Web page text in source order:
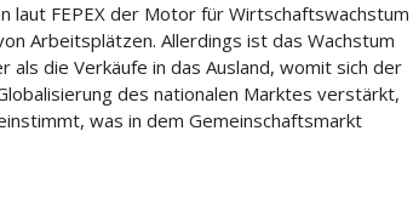
laut FEPEX der Motor für Wirtschaftswachstum
Arbeitsplätzen. Allerdings ist das Wachstum
die Verkäufe in das Ausland, womit sich der
des nationalen Marktes verstärkt,
was in dem Gemeinschaftsmarkt